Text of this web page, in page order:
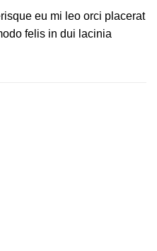
eu mi leo orci placerat
felis in dui lacinia